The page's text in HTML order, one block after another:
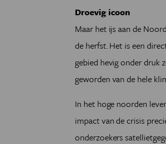
Droevig icoon
Maar het ijs aan de
de herfst. Het is een
gebied hevig onder druk
geworden van de hele
In het hoge noorden
impact van de crisis
onderzoekers